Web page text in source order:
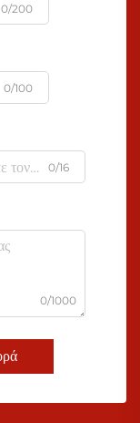
0/200
0/100
0/16
0/1000